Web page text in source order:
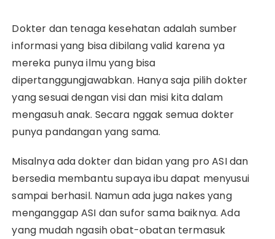
Dokter dan tenaga kesehatan adalah sumber
informasi yang bisa dibilang valid karena ya
mereka punya ilmu yang bisa
dipertanggungjawabkan. Hanya saja pilih dokter
yang sesuai dengan visi dan misi kita dalam
mengasuh anak. Secara nggak semua dokter
punya pandangan yang sama.
Misalnya ada dokter dan bidan yang pro ASI dan
bersedia membantu supaya ibu dapat menyusui
sampai berhasil. Namun ada juga nakes yang
menganggap ASI dan sufor sama baiknya. Ada
yang mudah ngasih obat-obatan termasuk